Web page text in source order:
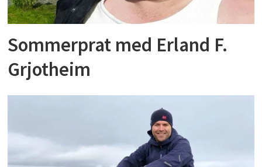
Sommerprat med Erland F.
Grjotheim